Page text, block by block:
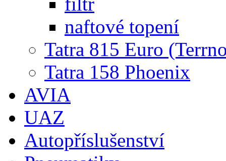
naftové topení
Tatra 815 Euro
Tatra 158 Phoenix
AVIA
UAZ
Autopříslušenství